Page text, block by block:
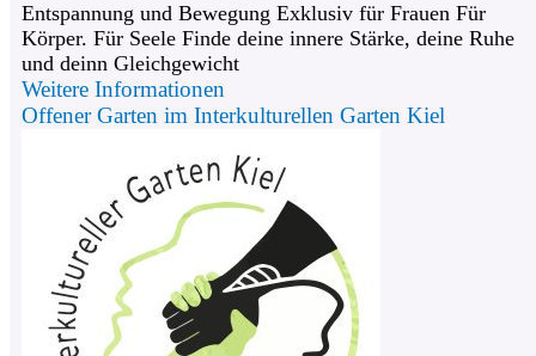
Entspannung und Bewegung Exklusiv für Frauen Für
Körper. Für Seele Finde deine innere Stärke, deine Ruhe
und deinn Gleichgewicht
Weitere Informationen
Offener Garten im Interkulturellen Garten Kiel